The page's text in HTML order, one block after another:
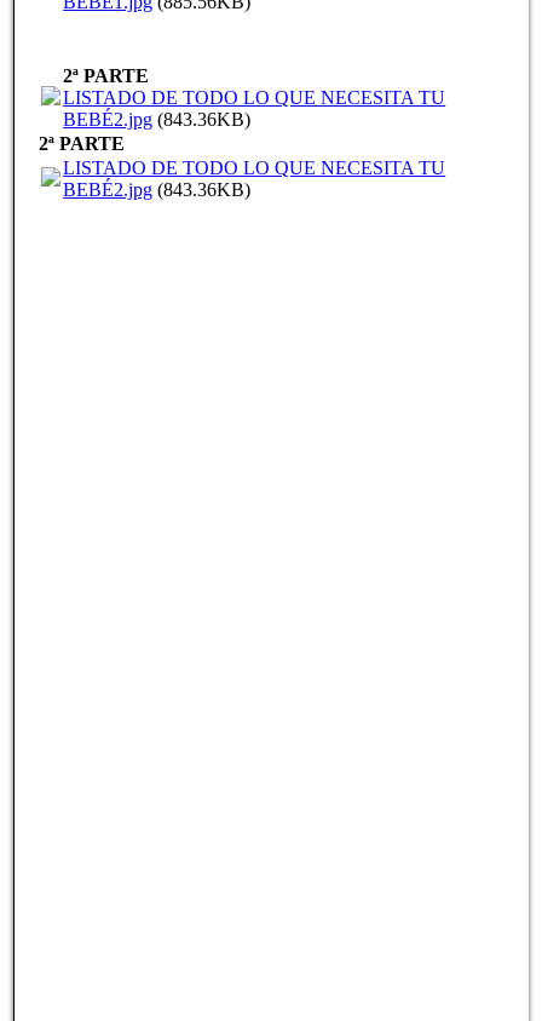
2ª PARTE
LISTADO DE TODO LO QUE NECESITA TU
BEBÉ2.jpg (843.36KB)
2ª PARTE
LISTADO DE TODO LO QUE NECESITA TU
BEBÉ2.jpg (843.36KB)